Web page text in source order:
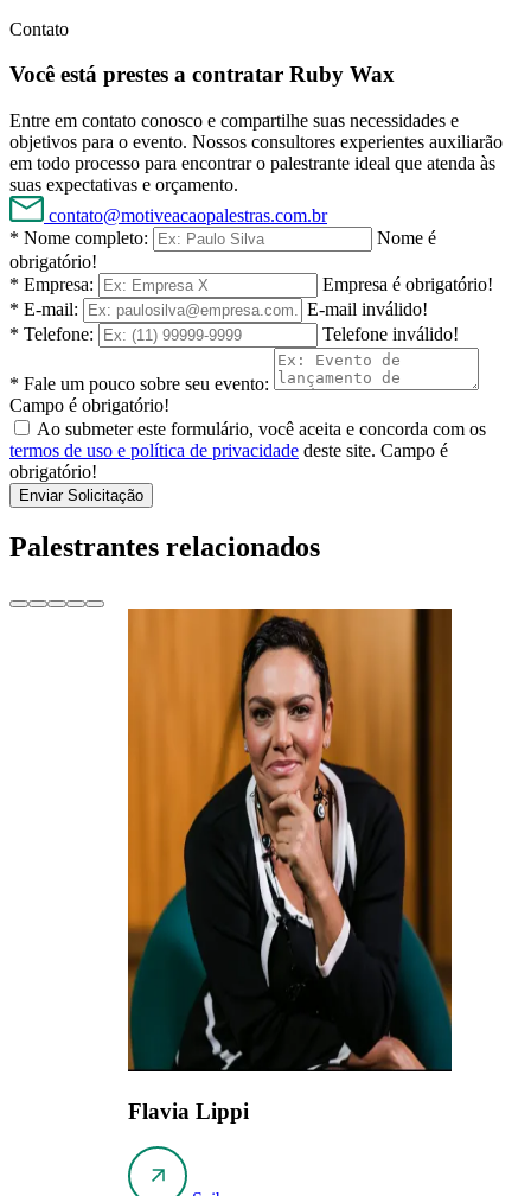
Contato
Você está prestes a contratar Ruby Wax
Entre em contato conosco e compartilhe suas necessidades e
objetivos para o evento. Nossos consultores experientes auxiliarão
em todo processo para encontrar o palestrante ideal que atenda às
suas expectativas e orçamento.
contato@motiveacaopalestras.com.br
* Nome completo:
Nome é
obrigatório!
* Empresa:
Empresa é obrigatório!
* E-mail:
E-mail inválido!
* Telefone:
Telefone inválido!
* Fale um pouco sobre seu evento:
Campo é obrigatório!
Ao submeter este formulário, você aceita e concorda com os
termos de uso e política de privacidade deste site. Campo é
obrigatório!
Enviar Solicitação
Palestrantes relacionados
Flavia Lippi